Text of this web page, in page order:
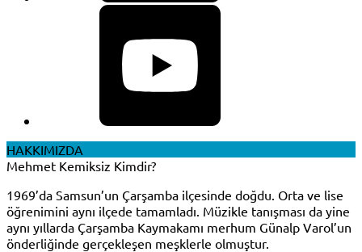
HAKKIMIZDA
Mehmet Kemiksiz Kimdir?
1969’da Samsun’un Çarşamba ilçesinde doğdu. Orta ve lise
öğrenimini aynı ilçede tamamladı. Müzikle tanışması da yine
aynı yıllarda Çarşamba Kaymakamı merhum Günalp Varol’un
önderliğinde gerçekleşen meşklerle olmuştur.